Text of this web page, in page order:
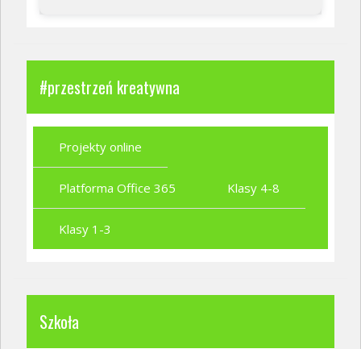
#przestrzeń kreatywna
Projekty online
Platforma Office 365 Klasy 4-8
Klasy 1-3
Szkoła